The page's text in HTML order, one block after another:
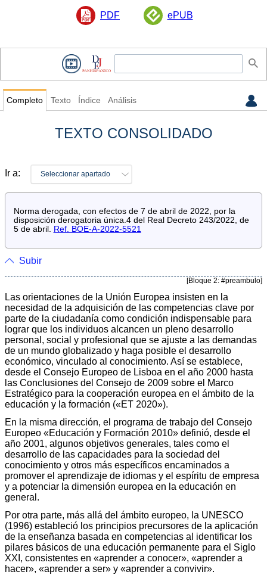
PDF ePUB
Completo Texto Índice Análisis
TEXTO CONSOLIDADO
Ir a: Seleccionar apartado
Norma derogada, con efectos de 7 de abril de 2022, por la
disposición derogatoria única.4 del Real Decreto 243/2022, de
5 de abril. Ref. BOE-A-2022-5521
Subir
[Bloque 2: #preambulo]
Las orientaciones de la Unión Europea insisten en la
necesidad de la adquisición de las competencias clave por
parte de la ciudadanía como condición indispensable para
lograr que los individuos alcancen un pleno desarrollo
personal, social y profesional que se ajuste a las demandas
de un mundo globalizado y haga posible el desarrollo
económico, vinculado al conocimiento. Así se establece,
desde el Consejo Europeo de Lisboa en el año 2000 hasta
las Conclusiones del Consejo de 2009 sobre el Marco
Estratégico para la cooperación europea en el ámbito de la
educación y la formación («ET 2020»).
En la misma dirección, el programa de trabajo del Consejo
Europeo «Educación y Formación 2010» definió, desde el
año 2001, algunos objetivos generales, tales como el
desarrollo de las capacidades para la sociedad del
conocimiento y otros más específicos encaminados a
promover el aprendizaje de idiomas y el espíritu de empresa
y a potenciar la dimensión europea en la educación en
general.
Por otra parte, más allá del ámbito europeo, la UNESCO
(1996) estableció los principios precursores de la aplicación
de la enseñanza basada en competencias al identificar los
pilares básicos de una educación permanente para el Siglo
XXI, consistentes en «aprender a conocer», «aprender a
hacer», «aprender a ser» y «aprender a convivir».